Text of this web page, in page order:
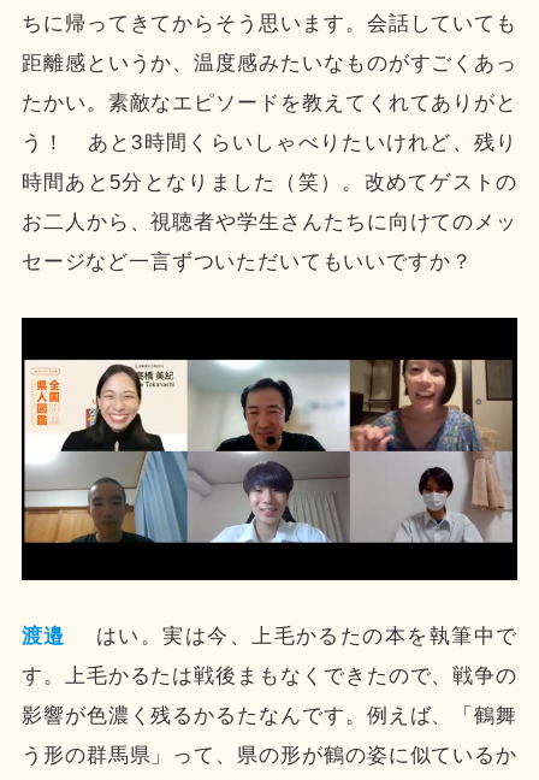
ちに帰ってきてからそう思います。会話していても
距離感というか、温度感みたいなものがすごくあっ
たかい。素敵なエピソードを教えてくれてありがと
う！ あと3時間くらいしゃべりたいけれど、残り
時間あと5分となりました（笑）。改めてゲストの
お二人から、視聴者や学生さんたちに向けてのメッ
セージなど一言ずついただいてもいいですか？
渡邉
はい。実は今、上毛かるたの本を執筆中で
す。上毛かるたは戦後まもなくできたので、戦争の
影響が色濃く残るかるたなんです。例えば、「鶴舞
う形の群馬県」って、県の形が鶴の姿に似ているか